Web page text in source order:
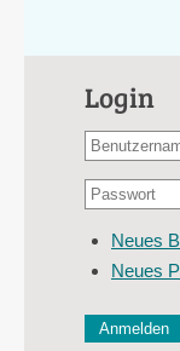
Login
E-
Adresse
Passwort
Neues
Neues
Diese